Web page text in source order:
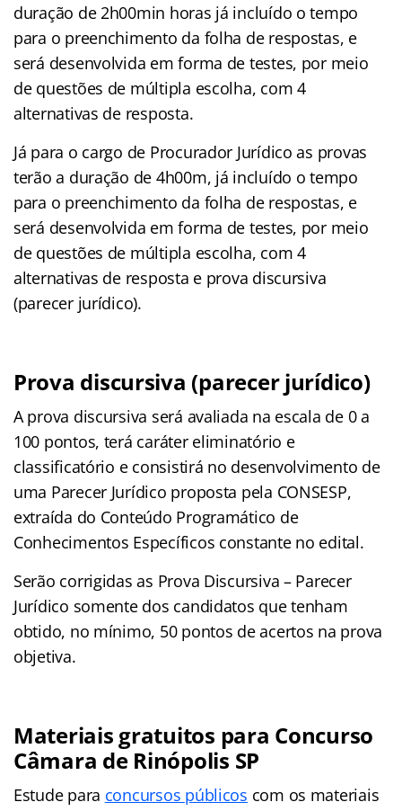
duração de 2h00min horas já incluído o tempo
para o preenchimento da folha de respostas, e
será desenvolvida em forma de testes, por meio
de questões de múltipla escolha, com 4
alternativas de resposta.
Já para o cargo de Procurador Jurídico as provas
terão a duração de 4h00m, já incluído o tempo
para o preenchimento da folha de respostas, e
será desenvolvida em forma de testes, por meio
de questões de múltipla escolha, com 4
alternativas de resposta e prova discursiva
(parecer jurídico).
Prova discursiva (parecer jurídico)
A prova discursiva será avaliada na escala de 0 a
100 pontos, terá caráter eliminatório e
classificatório e consistirá no desenvolvimento de
uma Parecer Jurídico proposta pela CONSESP,
extraída do Conteúdo Programático de
Conhecimentos Específicos constante no edital.
Serão corrigidas as Prova Discursiva – Parecer
Jurídico somente dos candidatos que tenham
obtido, no mínimo, 50 pontos de acertos na prova
objetiva.
Materiais gratuitos para Concurso
Câmara de Rinópolis SP
Estude para concursos públicos com os materiais